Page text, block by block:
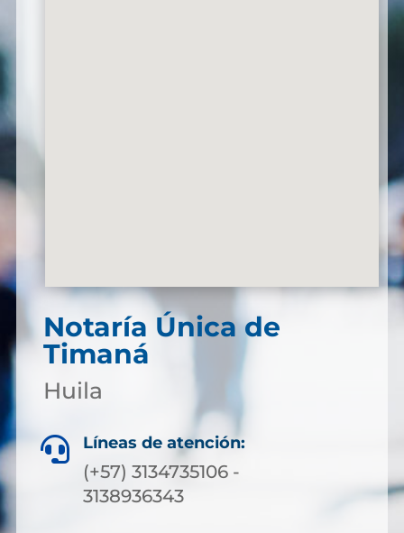
Notaría Única de
Timaná
Huila
 Líneas de atención:
(+57) 3134735106 -
3138936343